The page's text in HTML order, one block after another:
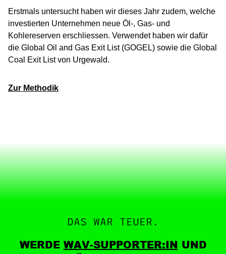
Erstmals untersucht haben wir dieses Jahr zudem, welche
investierten Unternehmen neue Öl-, Gas- und
Kohlereserven erschliessen. Verwendet haben wir dafür
die Global Oil and Gas Exit List (GOGEL) sowie die Global
Coal Exit List von Urgewald.
Zur Methodik
DAS WAR TEUER.
WERDE WAV-SUPPORTER:IN UND